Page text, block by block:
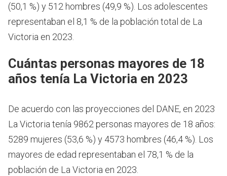
(50,1 %) y 512 hombres (49,9 %). Los adolescentes
representaban el 8,1 % de la población total de La
Victoria en 2023.
Cuántas personas mayores de 18
años tenía La Victoria en 2023
De acuerdo con las proyecciones del DANE, en 2023
La Victoria tenía 9862 personas mayores de 18 años:
5289 mujeres (53,6 %) y 4573 hombres (46,4 %). Los
mayores de edad representaban el 78,1 % de la
población de La Victoria en 2023.